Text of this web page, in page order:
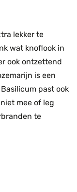
lekker te
wat knoflook in
ook ontzettend
is een
past ook
mee of leg
te